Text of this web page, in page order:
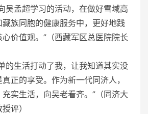
吴孟超学习的活动，在做好雪域高
族同胞的健康服务中，更好地践
价值观。”（西藏军区总医院院长
的生活打动了我，让我知道其实没
正的享受。作为新一代同济人，
实生活，向吴老看齐。”（同济大
评）